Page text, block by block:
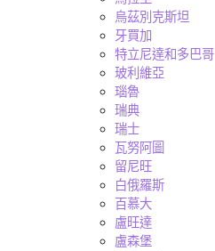
烏茲別克斯坦
牙買加
特立尼達和多巴哥
玻利維亞
瑙魯
瑞典
瑞士
瓦努阿圖
留尼旺
白俄羅斯
百慕大
盧旺達
盧森堡